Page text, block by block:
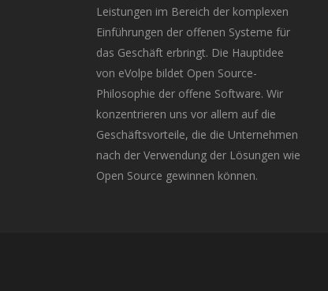
Leistungen im Bereich der komplexen
Einführungen der offenen Systeme für
das Geschäft erbringt. Die Hauptidee
von eVolpe bildet Open Source-
Philosophie der offene Software. Wir
konzentrieren uns vor allem auf die
Geschäftsvorteile, die die Unternehmen
nach der Verwendung der Lösungen wie
Open Source gewinnen können.